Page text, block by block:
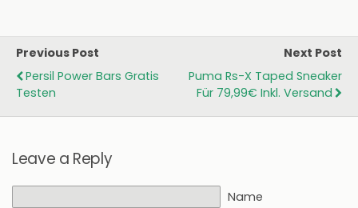
Previous Post
Persil Power Bars Gratis
Testen
Next Post
Puma Rs-X Taped Sneaker
Für 79,99€ Inkl. Versand
Leave a Reply
Name